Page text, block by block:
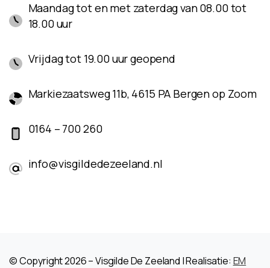
Maandag tot en met zaterdag van 08.00 tot
18.00 uur
Vrijdag tot 19.00 uur geopend
Markiezaatsweg 11b, 4615 PA Bergen op Zoom
0164 – 700 260
info@visgildedezeeland.nl
© Copyright 2026 – Visgilde De Zeeland | Realisatie: EM